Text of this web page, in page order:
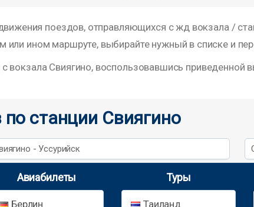
поездов, отправляющихся с жд вокзала /
ином маршруте, выбирайте нужный в списке и
вокзала Свиягино, воспользовавшись
станции Свиягино
- Уссурийск
Авиабилеты
Берлин
Туры
Таиланд